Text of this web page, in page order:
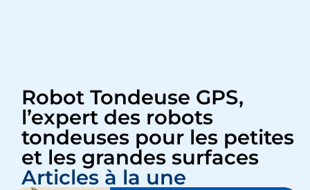
Robot Tondeuse GPS,
l’expert des robots
tondeuses pour les petites
et les grandes surfaces
Articles à la une